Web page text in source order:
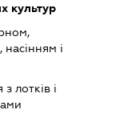
культур
і
лотків і